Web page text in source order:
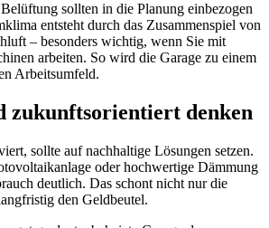
sollten in die Planung einbezogen
entsteht durch das Zusammenspiel von
– besonders wichtig, wenn Sie mit
arbeiten. So wird die Garage zu einem
Arbeitsumfeld.
zukunftsorientiert denken
sollte auf nachhaltige Lösungen setzen.
oder hochwertige Dämmung
deutlich. Das schont nicht nur die
den Geldbeutel.